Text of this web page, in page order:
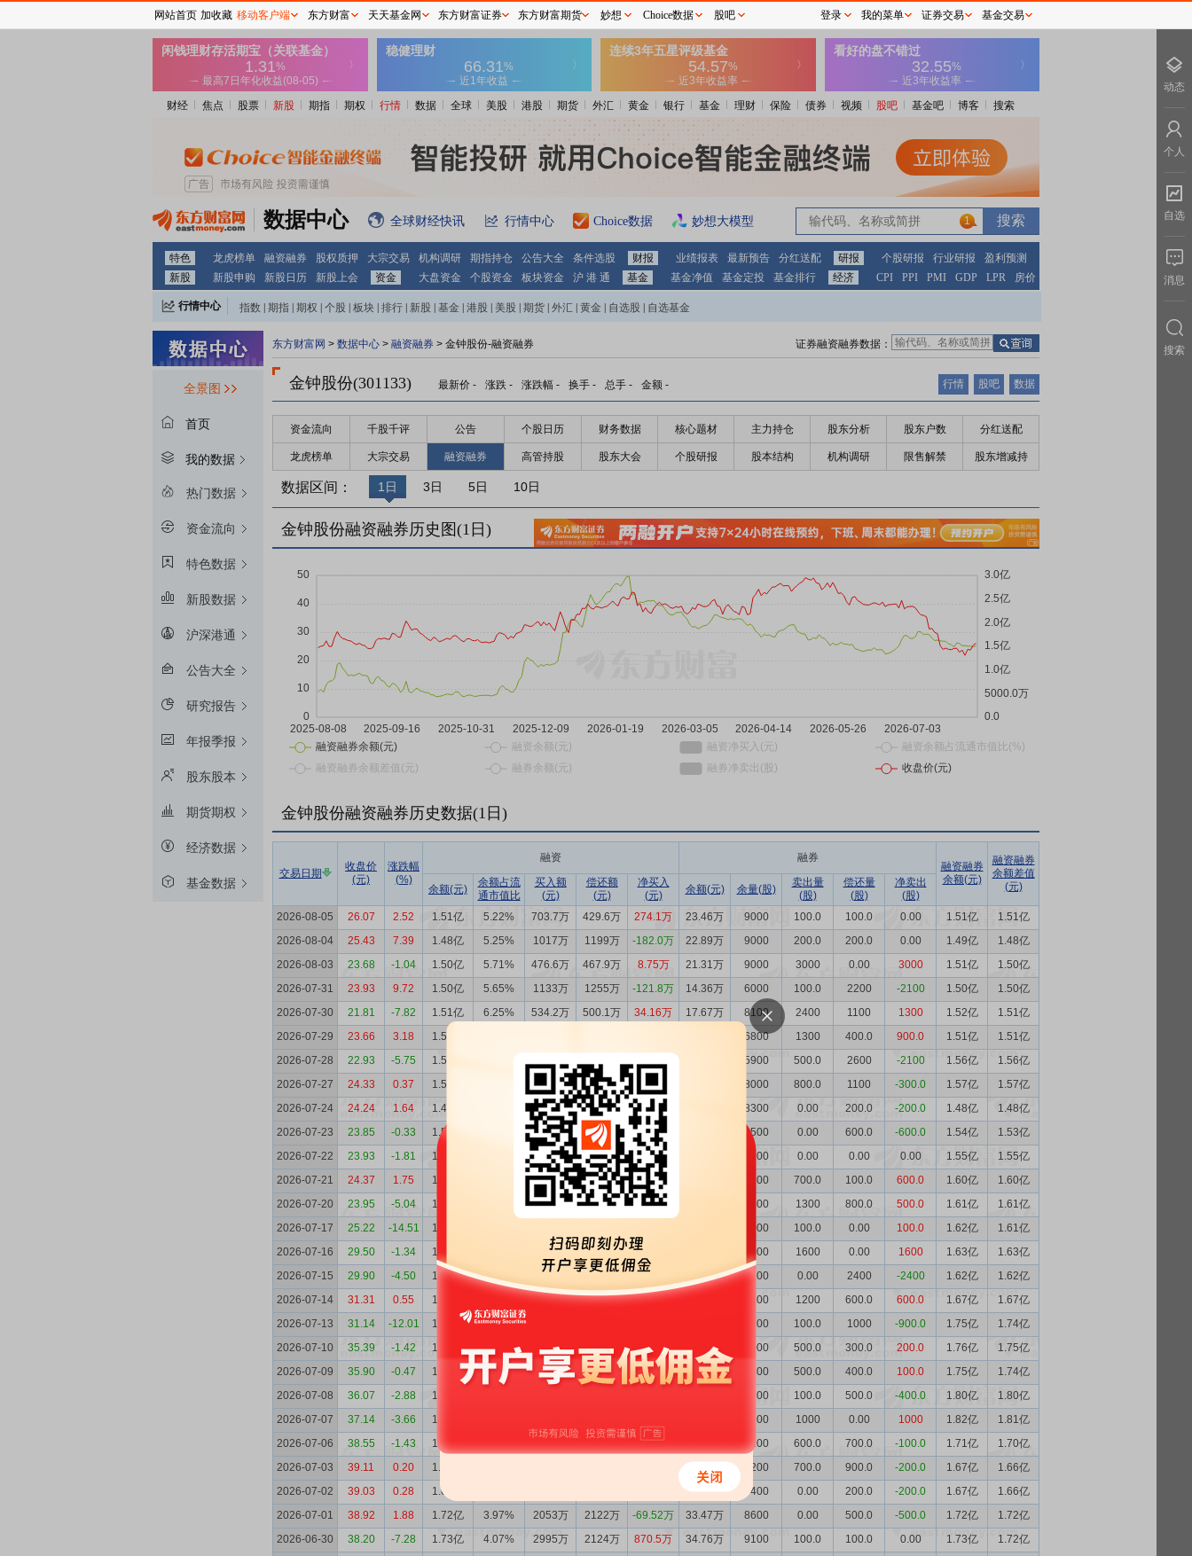
财经 焦点 股票 新股 期指 期权 行情 数据 全球 美股 港股 期货 外汇 黄金 银行 基金 理财 保险 债券 视频 股吧 基金吧 博客 搜索
数据中心 全球财经快讯 行情中心 Choice数据 妙想大模型 1
特色 龙虎榜单 融资融券 股权质押 大宗交易 机构调研 期指持仓 公告大全 条件选股 财报 业绩报表 最新预告 分红送配 研报 个股研报 行业研报
盈利预测
新股
新股申购 新股日历 新股上会 资金 大盘资金 个股资金 板块资金 沪 港 通 基金 基金净值 基金定投 基金排行 经济 CPI PPI PMI GDP LPR 房价
行情中心 指数 期指 期权 个股 板块 排行 新股 基金 港股 美股 期货 外汇 黄金 自选股 自选基金
全景图
首页
我的数据
热门数据
资金流向
特色数据
新股数据
沪深港通
公告大全
研究报告
年报季报
股东股本
期货期权
经济数据
基金数据
东方财富网 > 数据中心 > 融资融券 > 金钟股份-融资融券 证券融资融券数据：
金钟股份(301133) 最新价 - 涨跌 - 涨跌幅 - 换手 - 总手 - 金额 - 行情 股吧 数据
资金流向 千股千评 公告 个股日历 财务数据 核心题材 主力持仓 股东分析 股东户数 分红送配
龙虎榜单 大宗交易 融资融券 高管持股 股东大会 个股研报 股本结构 机构调研 限售解禁 股东增减持
数据区间： 1日 3日 5日 10日
金钟股份融资融券历史图(1 日)
金钟股份融资融券历史数据(1 日)
交易日期
收盘价
(元)
涨跌幅
(%)
融资 融券
融资融券
余额(元)
融资融券
余额差值
(元)
余额(元)
余额占流
通市值比
买入额
(元)
偿还额
(元)
净买入
(元)
余额(元) 余量(股)
卖出量
(股)
偿还量
(股)
净卖出
(股)
2026-08-05
26.07 2.52 1.51亿 5.22% 703.7万 429.6万 274.1万 23.46万 9000 100.0 100.0 0.00 1.51亿
1.51亿
2026-08-04
25.43 7.39 1.48亿 5.25% 1017万 1199万 -182.0万 22.89万 9000 200.0 200.0 0.00 1.49亿
1.48亿
2026-08-03
23.68 -1.04 1.50亿 5.71% 476.6万 467.9万 8.75万 21.31万 9000 3000 0.00 3000 1.51亿
1.50亿
2026-07-31
23.93 9.72 1.50亿 5.65% 1133万 1255万 -121.8万 14.36万 6000 100.0 2200 -2100 1.50亿
1.50亿
2026-07-30
21.81 -7.82 1.51亿 6.25% 534.2万 500.1万 34.16万 17.67万 8100 2400 1100 1300 1.52亿
1.51亿
2026-07-29
23.66 3.18 1.51亿 6800 1300 400.0 900.0 1.51亿
1.51亿
2026-07-28
22.93 -5.75 1.56亿 5900 500.0 2600 -2100 1.56亿
1.56亿
2026-07-27
24.33 0.37 1.57亿 1922万 1045万 877.2万 8000 800.0 1100 -300.0 1.57亿
1.57亿
2026-07-24
24.24 1.64 1.48亿 763.6万 1288万 -524.2万 8300 0.00 200.0 -200.0 1.48亿
1.48亿
2026-07-23
23.85 -0.33 1.54亿 591.9万 764.2万 -172.3万 8500 0.00 600.0 -600.0 1.54亿
1.53亿
2026-07-22
23.93 -1.81 1.55亿 1114万 1596万 -482.7万 9100 0.00 0.00 0.00 1.55亿
1.55亿
2026-07-21
24.37 1.75 1.60亿 1758万 1840万 -81.35万 9100 700.0 100.0 600.0 1.60亿
1.60亿
2026-07-20
23.95 -5.04 1.61亿 1512万 1563万 -51.65万 8500 1300 800.0 500.0 1.61亿
1.61亿
2026-07-17
25.22 -14.51 1.61亿 8000 100.0 0.00 100.0 1.62亿
1.61亿
2026-07-16
29.50 -1.34 1.63亿 829.1万 752.0万 77.14万 7900 1600 0.00 1600 1.63亿
1.63亿
2026-07-15
29.90 -4.50 1.62亿 4.88% 851.2万 1350万 -498.9万 18.84万 6300 0.00 2400 -2400 1.62亿
1.62亿
2026-07-14
31.31 0.55 1.67亿 1027万 1746万 -718.6万 8700 1200 600.0 600.0 1.67亿
1.67亿
2026-07-13
31.14 -12.01 1.74亿 5.04% 8100 100.0 1000 -900.0 1.75亿
1.74亿
2026-07-10
35.39 -1.42 1.76亿 4.46% 686.4万 575.6万 110.8万 31.85万 9000 500.0 300.0 200.0 1.76亿
1.75亿
2026-07-09
35.90 -0.47 1.74亿 4.37% 301.4万 844.9万 -543.5万 31.59万 8800 500.0 400.0 100.0 1.75亿
1.74亿
2026-07-08
36.07 -2.88 1.80亿 8700 100.0 500.0 -400.0 1.80亿
1.80亿
2026-07-07
37.14 -3.66 1.81亿 9100 1000 0.00 1000 1.82亿
1.81亿
2026-07-06
38.55 -1.43 1.70亿 412.5万 8100 600.0 700.0 -100.0 1.71亿
1.70亿
2026-07-03
39.11 0.20 1.66亿 32.07万 8200 700.0 900.0 -200.0 1.67亿
1.66亿
2026-07-02
39.03 0.28 1.67亿 32.79万 8400 0.00 200.0 -200.0 1.67亿
1.66亿
2026-07-01
38.92 1.88 1.72亿 3.97% 2053万 2122万 -69.52万 33.47万 8600 0.00 500.0 -500.0 1.72亿
1.72亿
2026-06-30
38.20 -7.28 1.73亿 4.07% 2995万 2124万 870.5万 34.76万 9100 100.0 100.0 0.00 1.73亿
1.72亿
网站首页 加收藏 移动客户端 东方财富 天天基金网 东方财富证券 东方财富期货 妙想 Choice数据 股吧 登录 我的菜单 证券交易 基金交易
动态
个人
自选
消息
搜索